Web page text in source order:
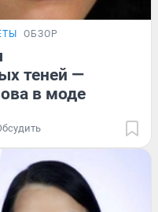
ОБЗОР
теней —
в моде